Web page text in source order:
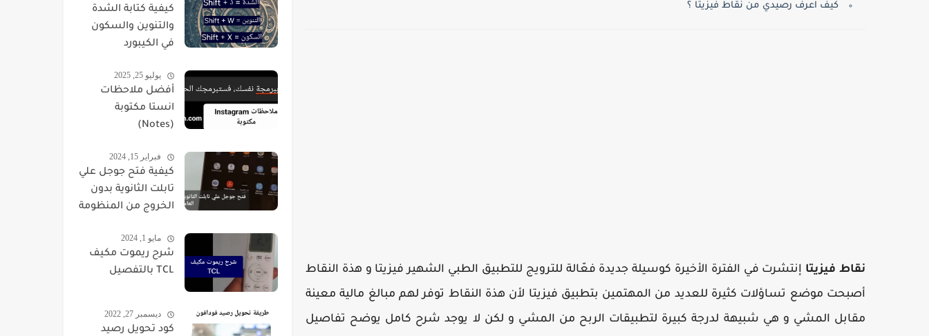
كيف اعرف رصيدي من نقاط فيزيتا ؟
نقاط فيزيتا إنتشرت في الفترة الأخيرة كوسيلة جديدة فعّالة للترويج للتطبيق الطبي الشهير فيزيتا و هذة النقاط
أصبحت موضع تساؤلات كثيرة للعديد من المهتمين بتطبيق فيزيتا لأن هذة النقاط توفر لهم مبالغ مالية معينة
مقابل المشي و هي شبيهة لدرجة كبيرة لتطبيقات الربح من المشي و لكن لا يوجد شرح كامل يوضح تفاصيل
كيفية كتابة الشدة
والتنوين والسكون
في الكيبورد
يوليو 25, 2025
أفضل ملاحظات
انستا مكتوبة
(Notes)
فبراير 15, 2024
كيفية فتح جوجل علي
تابلت الثانوية بدون
الخروج من المنظومة
مايو 1, 2024
شرح ريموت مكيف
TCL بالتفصيل
ديسمبر 27, 2022
كود تحويل رصيد